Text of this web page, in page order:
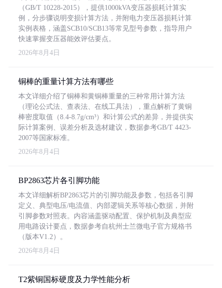
（GB/T 10228-2015），提供1000kVA变压器损耗计算实
例，分步骤说明变损计算方法，并附电力变压器损耗计算
实例表格，涵盖SCB10/SCB13等常见型号参数，指导用户
快速掌握变压器能效评估要点。
2026年8月4日
铜棒的重量计算方法有哪些
本文详细介绍了铜棒和黄铜棒重量的三种常用计算方法
（理论公式法、查表法、在线工具法），重点解析了黄铜
棒密度取值（8.4-8.7g/cm³）和计算公式的差异，并提供实
际计算案例、误差分析及选材建议，数据参考GB/T 4423-
2007等国家标准。
2026年8月4日
BP2863芯片各引脚功能
本文详细解析BP2863芯片的引脚功能及参数，包括各引脚
定义、典型电压/电流值、内部逻辑关系等核心数据，并附
引脚参数对照表。内容涵盖驱动配置、保护机制及典型应
用电路设计要点，数据参考自杭州士兰微电子官方规格书
（版本V1.2）。
2026年8月4日
T2紫铜国标硬度及力学性能分析